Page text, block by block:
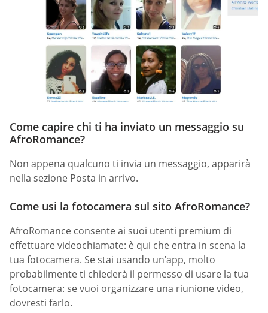
Come capire chi ti ha inviato un messaggio su
AfroRomance?
Non appena qualcuno ti invia un messaggio, apparirà
nella sezione Posta in arrivo.
Come usi la fotocamera sul sito AfroRomance?
AfroRomance consente ai suoi utenti premium di
effettuare videochiamate: è qui che entra in scena la
tua fotocamera. Se stai usando un’app, molto
probabilmente ti chiederà il permesso di usare la tua
fotocamera: se vuoi organizzare una riunione video,
dovresti farlo.